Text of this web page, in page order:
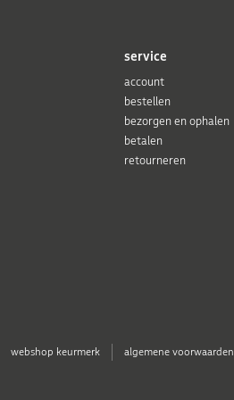
service
account
bestellen
bezorgen en ophalen
betalen
retourneren
webshop keurmerk algemene voorwaarden